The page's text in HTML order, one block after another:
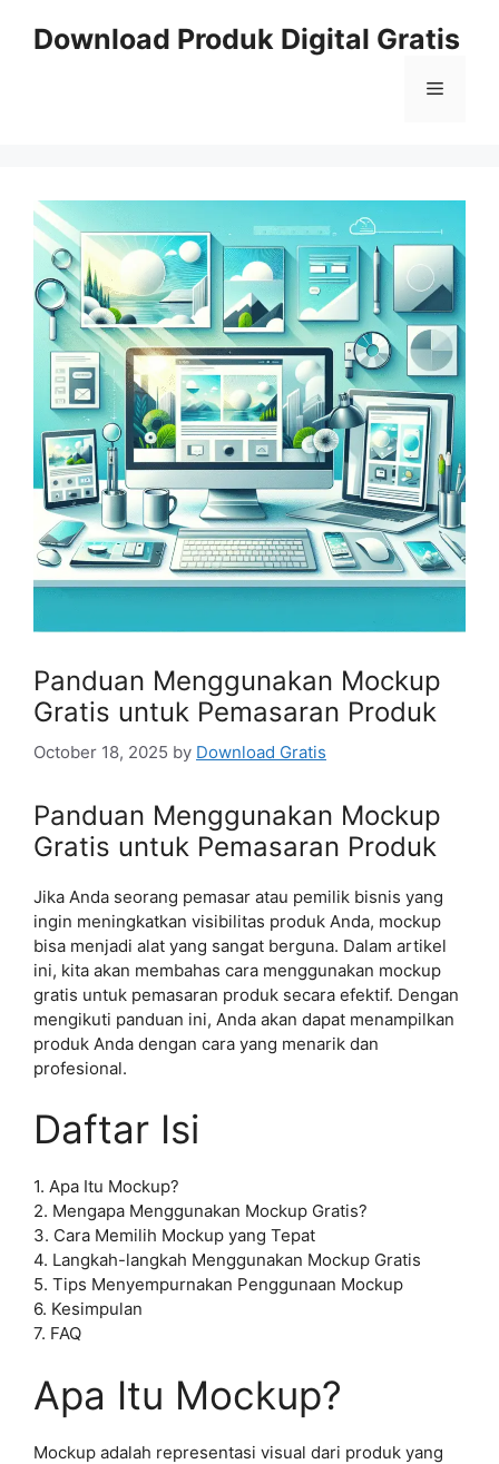
Download Produk Digital Gratis
Menu
Panduan Menggunakan Mockup
Gratis untuk Pemasaran Produk
October 18, 2025 by Download Gratis
Panduan Menggunakan Mockup
Gratis untuk Pemasaran Produk
Jika Anda seorang pemasar atau pemilik bisnis yang
ingin meningkatkan visibilitas produk Anda, mockup
bisa menjadi alat yang sangat berguna. Dalam artikel
ini, kita akan membahas cara menggunakan mockup
gratis untuk pemasaran produk secara efektif. Dengan
mengikuti panduan ini, Anda akan dapat menampilkan
produk Anda dengan cara yang menarik dan
profesional.
Daftar Isi
1. Apa Itu Mockup?
2. Mengapa Menggunakan Mockup Gratis?
3. Cara Memilih Mockup yang Tepat
4. Langkah-langkah Menggunakan Mockup Gratis
5. Tips Menyempurnakan Penggunaan Mockup
6. Kesimpulan
7. FAQ
Apa Itu Mockup?
Mockup adalah representasi visual dari produk yang